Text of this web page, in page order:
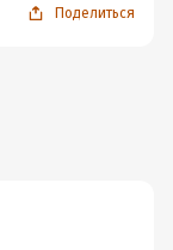
Поделиться